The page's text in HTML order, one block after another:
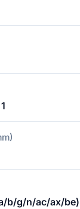
b/g/n/ac/ax/be)